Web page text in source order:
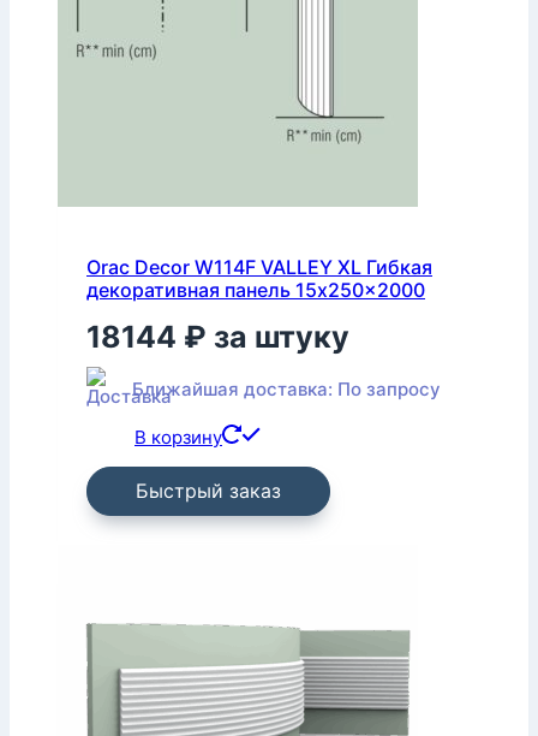
Orac Decor W114F VALLEY XL Гибкая
декоративная панель 15x250x2000
18144 ₽ за штуку
Ближайшая доставка: По запросу
В корзину
Быстрый заказ